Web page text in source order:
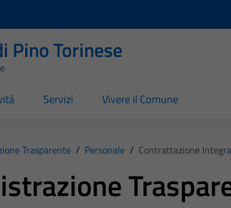
Pino Torinese
Servizi Vivere il Comune
Trasparente / Personale / Contrattazione